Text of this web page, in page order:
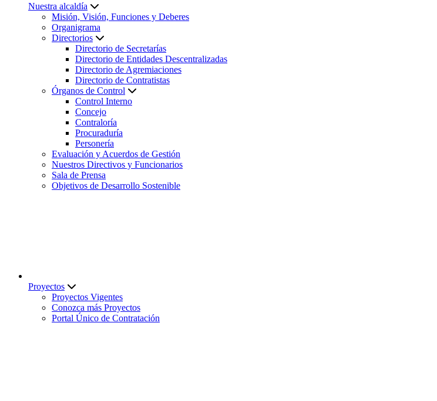
Nuestra alcaldía
Misión, Visión, Funciones y Deberes
Organigrama
Directorios
Directorio de Secretarías
Directorio de Entidades Descentralizadas
Directorio de Agremiaciones
Directorio de Contratistas
Órganos de Control
Control Interno
Concejo
Contraloría
Procuraduría
Personería
Evaluación y Acuerdos de Gestión
Nuestros Directivos y Funcionarios
Sala de Prensa
Objetivos de Desarrollo Sostenible
Proyectos
Proyectos Vigentes
Conozca más Proyectos
Portal Único de Contratación